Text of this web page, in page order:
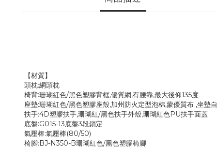
【材質】
頭枕:網頭枕
椅背:珊瑚紅色/黑色塑膠背框,優質網,有腰靠
座墊:珊瑚紅色/黑色塑膠座殼,加州防火定型泡棉,蒙優質布 ,坐墊
扶手:4D塑膠扶手,珊瑚紅/黑色扶手外
底盤:G015-13底盤3段鎖定
氣壓棒:氣壓棒(80/50)
椅腳:BJ-N350-B珊瑚紅色/黑色塑膠椅